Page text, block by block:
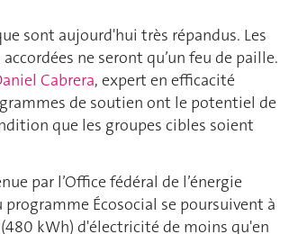
sont aujourd'hui très répandus. Les
ne seront qu’un feu de paille.
Cabrera, expert en efficacité
de soutien ont le potentiel de
que les groupes cibles soient
par l’Office fédéral de l’énergie
Écosocial se poursuivent à
kWh) d'électricité de moins qu'en